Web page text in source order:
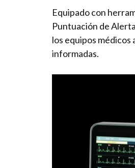
Equipado con
Puntuación de
los equipos
informadas.